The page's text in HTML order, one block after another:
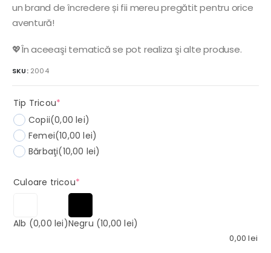
un brand de încredere și fii mereu pregătit pentru orice
aventură!
💖În aceeaşi tematică se pot realiza şi alte produse.
SKU: 2004
Tip Tricou*
Copii(0,00 lei)
Femei(10,00 lei)
Bărbaţi(10,00 lei)
Culoare tricou*(required)
Alb (0,00 lei)Negru (10,00 lei)
0,00lei